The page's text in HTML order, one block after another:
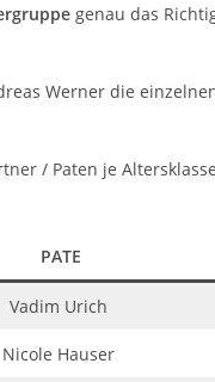
genau das
Werner die
/ Paten je
PATE
Vadim Urich
Nicole Hauser